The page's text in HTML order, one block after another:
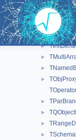
►
►
►
►
►
►
►
►
►
►
►
►